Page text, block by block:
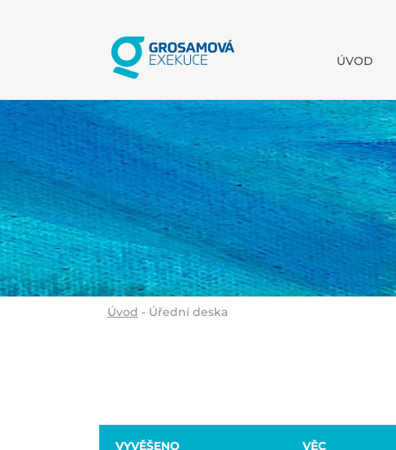
ÚVOD
Úvod - Úřední deska
VYVĚŠENO VĚC